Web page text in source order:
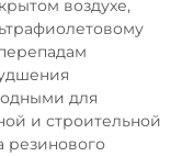
воздухе,
для
и строительной
резинового